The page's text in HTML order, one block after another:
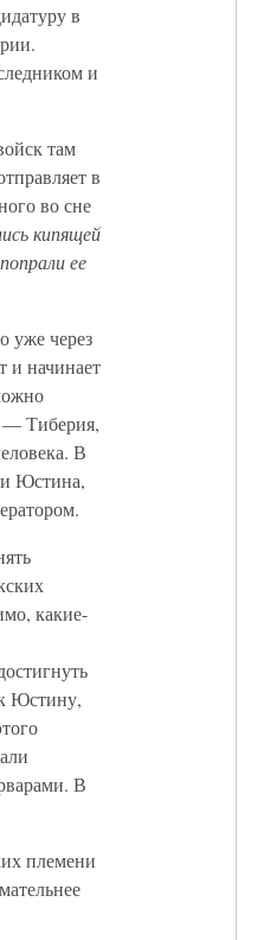
в
и
там
в
во сне
кипящей
ее
уже через
и начинает
— Тиберия,
В
Юстина,
какие-
Юстину,
В
племени